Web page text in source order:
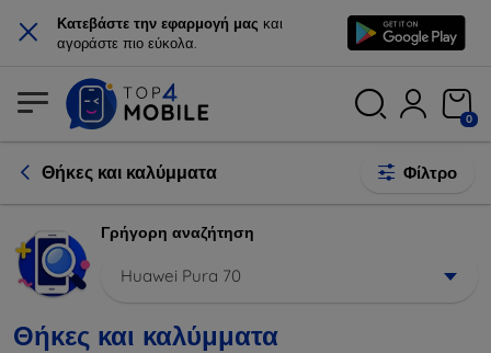
× Κατεβάστε την εφαρμογή μας και
αγοράστε πιο εύκολα.
0
Θήκες και καλύμματα Φίλτρο
Γρήγορη αναζήτηση
Huawei Pura 70
Θήκες και καλύμματα